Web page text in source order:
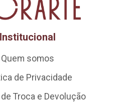
Institucional
Quem somos
de Privacidade
Troca e Devolução